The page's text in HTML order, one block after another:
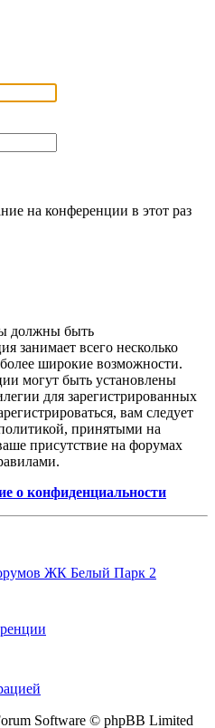
на конференции в этот раз
должны быть
занимает всего несколько
широкие возможности.
могут быть установлены
для зарегистрированных
вам следует
принятыми на
присутствие на форумах
о конфиденциальности
ЖК Белый Парк 2
Software © phpBB Limited